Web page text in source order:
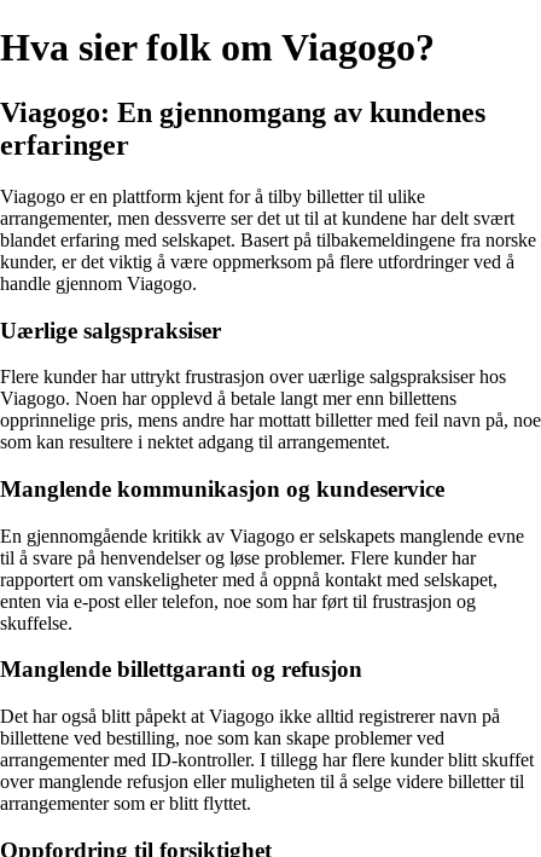
Hva sier folk om Viagogo?
Viagogo: En gjennomgang av kundenes
erfaringer
Viagogo er en plattform kjent for å tilby billetter til ulike
arrangementer, men dessverre ser det ut til at kundene har delt svært
blandet erfaring med selskapet. Basert på tilbakemeldingene fra norske
kunder, er det viktig å være oppmerksom på flere utfordringer ved å
handle gjennom Viagogo.
Uærlige salgspraksiser
Flere kunder har uttrykt frustrasjon over uærlige salgspraksiser hos
Viagogo. Noen har opplevd å betale langt mer enn billettens
opprinnelige pris, mens andre har mottatt billetter med feil navn på, noe
som kan resultere i nektet adgang til arrangementet.
Manglende kommunikasjon og kundeservice
En gjennomgående kritikk av Viagogo er selskapets manglende evne
til å svare på henvendelser og løse problemer. Flere kunder har
rapportert om vanskeligheter med å oppnå kontakt med selskapet,
enten via e-post eller telefon, noe som har ført til frustrasjon og
skuffelse.
Manglende billettgaranti og refusjon
Det har også blitt påpekt at Viagogo ikke alltid registrerer navn på
billettene ved bestilling, noe som kan skape problemer ved
arrangementer med ID-kontroller. I tillegg har flere kunder blitt skuffet
over manglende refusjon eller muligheten til å selge videre billetter til
arrangementer som er blitt flyttet.
Oppfordring til forsiktighet